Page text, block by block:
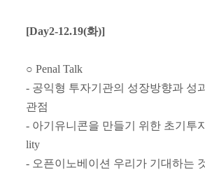
[Day2-12.19(화)]
○ Penal Talk
- 공익형 투자기관의 성장방향과 성
관점
- 아기유니콘을 만들기 위한 초기투
lity
- 오픈이노베이션 우리가 기대하는